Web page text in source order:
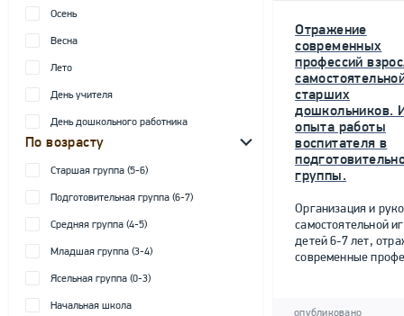
Осень
Весна
Лето
День учителя
День дошкольного работника
По возрасту
Старшая группа (5-6)
Подготовительная группа (6-7)
Средняя группа (4-5)
Младшая группа (3-4)
Ясельная группа (0-3)
Начальная школа
Отражение
современных
профессий
старших
дошкольников.
опыта работы
воспитателя в
группы.
Организация и
самостоятельной
детей 6-7 лет,
современные
опубликовано